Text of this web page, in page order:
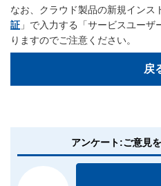
なお、クラウド製品の新規インス
証 」で入力する「サービスユー
りますのでご注意ください。
戻
アンケート:ご意見